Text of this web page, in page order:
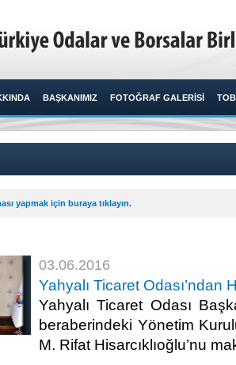
BAŞKANIMIZ FOTOĞRAF GALERİSİ
yapmak için buraya tıklayın.
03.06.2016
Yahyalı Ticaret Odası’ndan
Yahyalı Ticaret Odası
beraberindeki Yönetim
M. Rifat Hisarcıklıoğlu’nu